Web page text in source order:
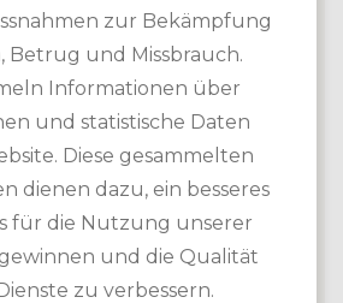
/ Par 72 / 18-Loch-Platz
28 / Damen: 34
zusätzliche Vorschriften
Putting Green,
Chipping Green,
Miete: Leihschläger,
zur Bekämpfung
Betrug und Missbrauch.
Informationen über
und statistische Daten
Diese gesammelten
dienen dazu, ein besseres
für die Nutzung unserer
und die Qualität
zu verbessern.